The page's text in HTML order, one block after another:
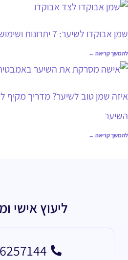
שמן אבוקדו לשיער: 7 יתרונות ושימושים
להמשך קריאה ←
איזה שמן טוב לשיער? מדריך מקיף
השיער
להמשך קריאה ←
ליעוץ אישי